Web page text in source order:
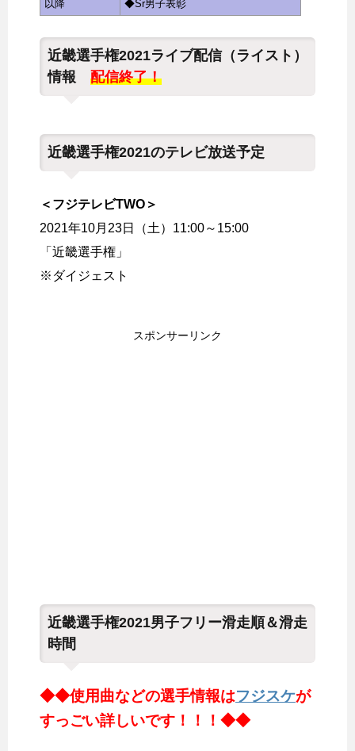
以降
◆Sr男子表彰
近畿選手権2021ライブ配信（ライスト）
情報 配信終了！
近畿選手権2021のテレビ放送予定
＜フジテレビTWO＞
2021年10月23日（土）11:00～15:00
「近畿選手権」
※ダイジェスト
スポンサーリンク
近畿選手権2021男子フリー滑走順＆滑走
時間
◆◆使用曲などの選手情報はフジスケが
すっごい詳しいです！！！◆◆